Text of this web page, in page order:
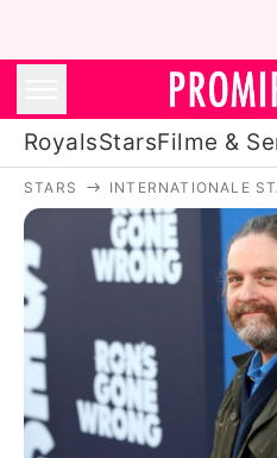
RoyalsStarsFilme &
Filme
Familie
STARS INTERNATIONALE